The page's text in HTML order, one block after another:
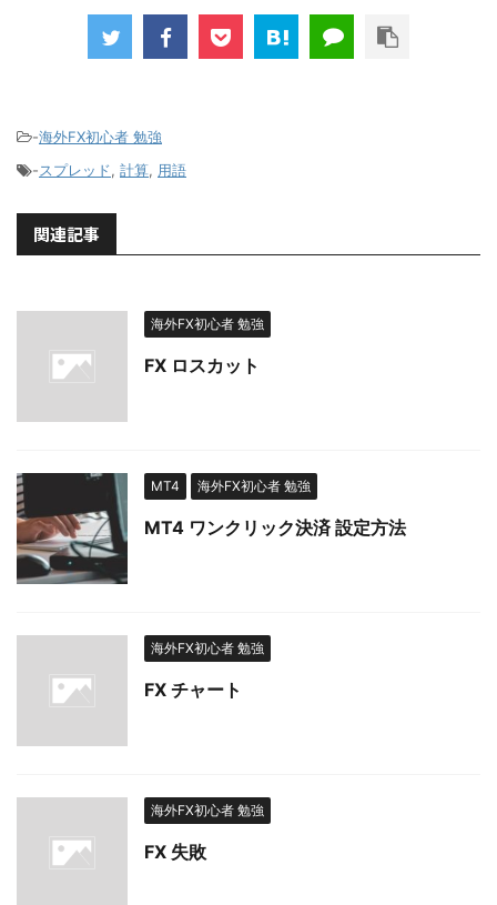
-海外FX初心者 勉強
-スプレッド, 計算, 用語
関連記事
海外FX初心者 勉強
FX ロスカット
MT4 海外FX初心者 勉強
MT4 ワンクリック決済 設定方法
海外FX初心者 勉強
FX チャート
海外FX初心者 勉強
FX 失敗